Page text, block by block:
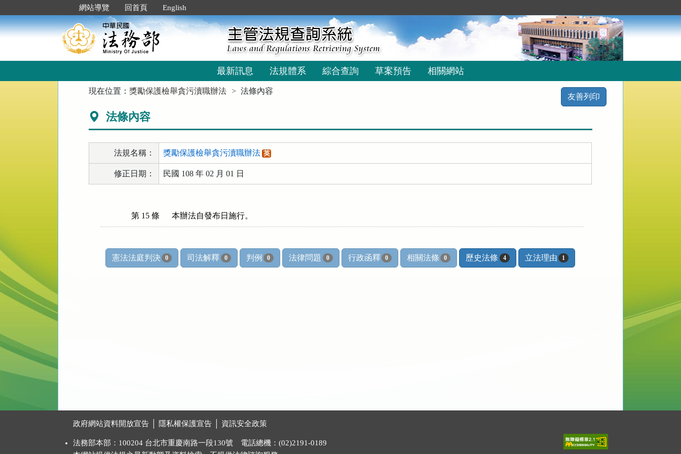
到
主
要
網站導覽 回首頁 English
最新訊息 法規體系 綜合查詢 草案預告 相關網站
現在位置：獎勵保護檢舉貪污瀆職辦法 法條內容
友善列印
法條內容
法規名稱： 獎勵保護檢舉貪污瀆職辦法 英
修正日期： 民國 108 年 02 月 01 日
第 15 條 本辦法自發布日施行。
憲法法庭判決 0 司法解釋 0 判例 0 法律問題 0 行政函釋 0 相關法條 0 歷史法條 4 立法理由 1
政府網站資料開放宣告 隱私權保護宣告 資訊安全政策
法務部本部：100204 台北市重慶南路一段130號 電話總機：(02)2191-0189